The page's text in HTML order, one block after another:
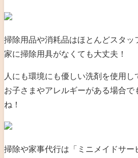
掃除用品や消耗品はほとんどスタッ
家に掃除用具がなくても大丈夫！
人にも環境にも優しい洗剤を使用し
お子さまやアレルギーがある場合で
ね！
掃除や家事代行は「ミニメイドサー